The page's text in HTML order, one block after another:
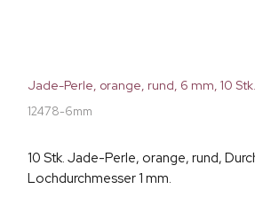
Jade-Perle, orange, rund, 6 mm, 10 Stk.
12478-6mm
10 Stk. Jade-Perle, orange, rund,
Lochdurchmesser 1 mm.